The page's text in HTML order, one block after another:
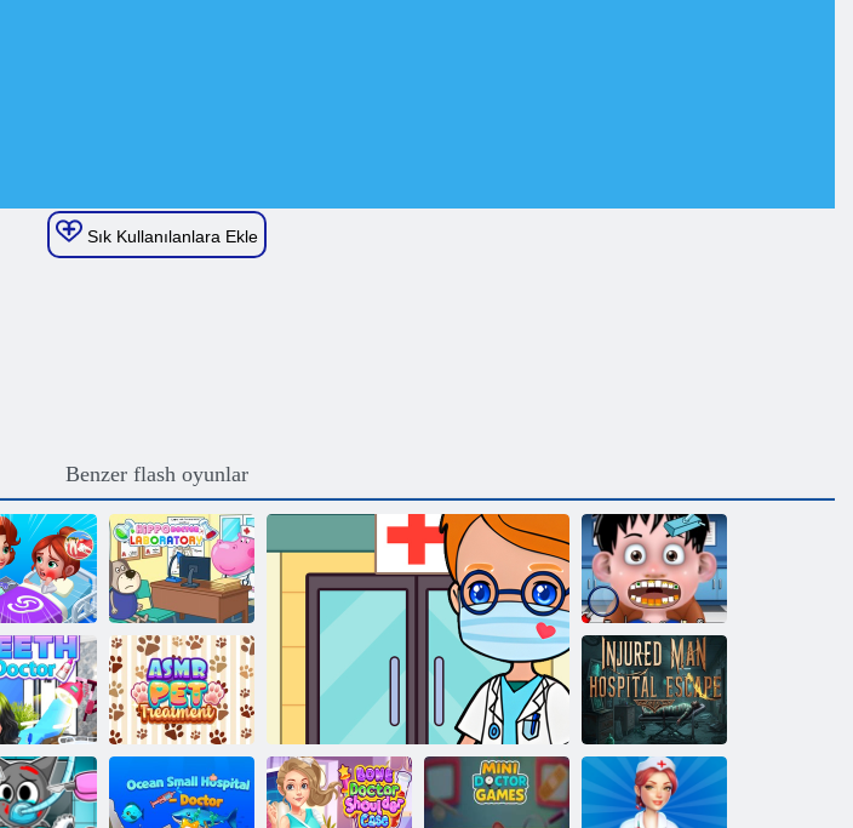
Sık Kullanılanlara Ekle
Benzer flash oyunlar
Game
Clinic
Hippo Doktor
Laboratuvarı
Çocuklar için
küçük diş
hekimi 2
ASMR PET
Yaralı erkek